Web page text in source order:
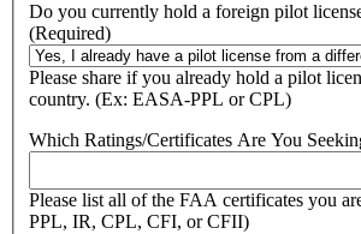
Do you currently hold a foreign pilot
(Required)
Please share if you already hold a pilot
country. (Ex: EASA-PPL or CPL)
Which Ratings/Certificates Are You
Please list all of the FAA certificates you
PPL, IR, CPL, CFI, or CFII)